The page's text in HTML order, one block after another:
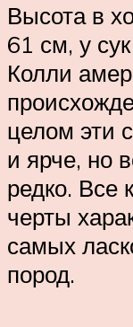
Высота в
61 см, у
Колли
целом эти
и ярче, но
редко. Все
черты
самых
пород.